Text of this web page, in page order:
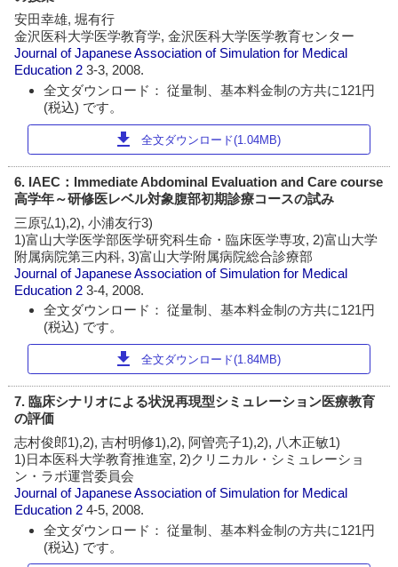
安田幸雄, 堀有行
金沢医科大学医学教育学, 金沢医科大学医学教育センター
Journal of Japanese Association of Simulation for Medical
Education 23-3, 2008.
全文ダウンロード： 従量制、基本料金制の方共に121円
(税込) です。
download 全文ダウンロード(1.04MB)
6. IAEC：Immediate Abdominal Evaluation and Care course
高学年～研修医レベル対象腹部初期診療コースの試み
三原弘1),2), 小浦友行3)
1)富山大学医学部医学研究科生命・臨床医学専攻, 2)富山大学
附属病院第三内科, 3)富山大学附属病院総合診療部
Journal of Japanese Association of Simulation for Medical
Education 23-4, 2008.
全文ダウンロード： 従量制、基本料金制の方共に121円
(税込) です。
download 全文ダウンロード(1.84MB)
7. 臨床シナリオによる状況再現型シミュレーション医療教育
の評価
志村俊郎1),2), 吉村明修1),2), 阿曽亮子1),2), 八木正敏1)
1)日本医科大学教育推進室, 2)クリニカル・シミュレーショ
ン・ラボ運営委員会
Journal of Japanese Association of Simulation for Medical
Education 24-5, 2008.
全文ダウンロード： 従量制、基本料金制の方共に121円
(税込) です。